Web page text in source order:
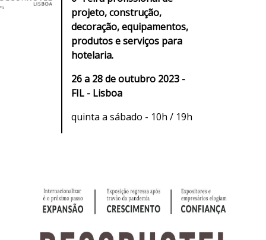
projeto, construção,
decoração, equipamentos,
produtos e serviços para
hotelaria.
26 a 28 de outubro 2023 -
FIL - Lisboa
quinta a sábado - 10h / 19h